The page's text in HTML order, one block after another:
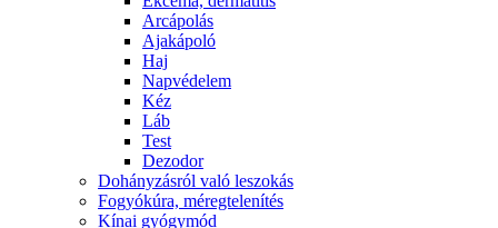
Arcápolás
Ajakápoló
Haj
Napvédelem
Kéz
Láb
Test
Dezodor
Dohányzásról való leszokás
Fogyókúra, méregtelenítés
Kínai gyógymód